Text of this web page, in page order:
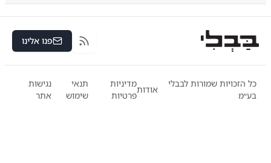
RSS פנו אלינו
כל הזכויות שמורות לבבלי
בע״מ
אודות
מדיניות
פרטיות
תנאי
שימוש
נגישות
אתר